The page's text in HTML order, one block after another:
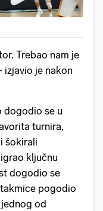
Trebao nam je
izjavio je nakon
dogodio se u
turnira,
šokirali
ključnu
dogodio se
pogodio
od